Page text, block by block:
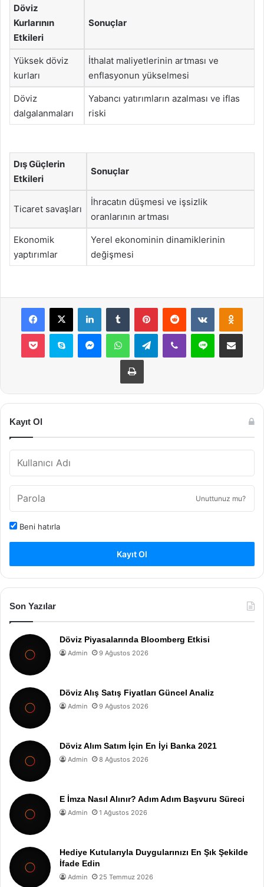
Döviz
Kurlarının
Etkileri
Sonuçlar
Yüksek döviz
kurları
İthalat maliyetlerinin artması ve
enflasyonun yükselmesi
Döviz
dalgalanmaları
Yabancı yatırımların azalması ve iflas
riski
Dış Güçlerin
Etkileri
Sonuçlar
Ticaret savaşları
İhracatın düşmesi ve işsizlik
oranlarının artması
Ekonomik
yaptırımlar
Yerel ekonominin dinamiklerinin
değişmesi
Facebook
X LinkedInTumblr PinterestReddit VKontakte
Pocket Skype MessengerWhatsAppTelegramViber Line E-Posta ile
Yazdır
Kayıt Ol
Unuttunuz mu?
Beni hatırla
Kayıt Ol
Son Yazılar
Döviz Piyasalarında Bloomberg Etkisi
Admin 9 Ağustos 2026
Döviz Alış Satış Fiyatları Güncel Analiz
Admin 9 Ağustos 2026
Döviz Alım Satım İçin En İyi Banka 2021
Admin 8 Ağustos 2026
E İmza Nasıl Alınır? Adım Adım Başvuru Süreci
Admin 1 Ağustos 2026
Hediye Kutularıyla Duygularınızı En Şık Şekilde
İfade Edin
Admin 25 Temmuz 2026